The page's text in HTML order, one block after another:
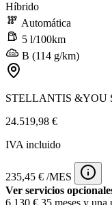
Híbrido
Automática
5 l/100km
B (114 g/km)
STELLANTIS &YOU
24.519,98 €
IVA incluido
235,45 € /MES
Ver servicios
6.130 € 35 meses y